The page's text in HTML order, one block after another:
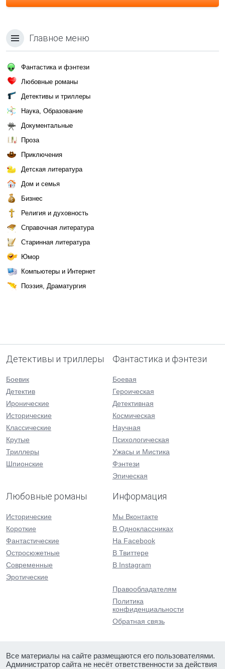
Главное меню
Фантастика и фэнтези
Любовные романы
Детективы и триллеры
Наука, Образование
Документальные
Проза
Приключения
Детская литература
Дом и семья
Бизнес
Религия и духовность
Справочная литература
Старинная литература
Юмор
Компьютеры и Интернет
Поэзия, Драматургия
Детективы и триллеры
Боевик
Детектив
Иронические
Исторические
Классические
Крутые
Триллеры
Шпионские
Фантастика и фэнтези
Боевая
Героическая
Детективная
Космическая
Научная
Психологическая
Ужасы и Мистика
Фэнтези
Эпическая
Любовные романы
Исторические
Короткие
Фантастические
Остросюжетные
Современные
Эротические
Информация
Мы Вконтакте
В Одноклассниках
На Facebook
В Твиттере
В Instagram
Правообладателям
Политика
конфиденциальности
Обратная связь
Все материалы на сайте размещаются его пользователями.
Администратор сайта не несёт ответственности за действия